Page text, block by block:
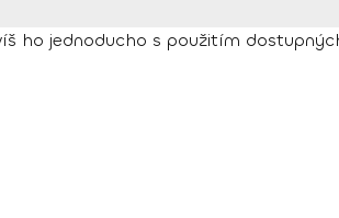
ho jednoducho s použitím